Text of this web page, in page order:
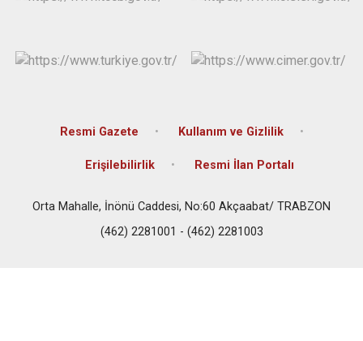
Resmi Gazete Kullanım ve Gizlilik
Erişilebilirlik Resmi İlan Portalı
Orta Mahalle, İnönü Caddesi, No:60 Akçaabat/ TRABZON
(462) 2281001 - (462) 2281003